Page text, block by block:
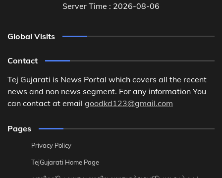
Server Time : 2026-08-06
Global Visits
Contact
Tej Gujarati is News Portal which covers all the recent
news and non news segment. For any information You
can contact at email goodkd123@gmail.com
Pages
Privacy Policy
TejGujarati Home Page